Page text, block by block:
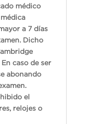
médico
a 7 días
Dicho
caso de ser
abonando
el
relojes o